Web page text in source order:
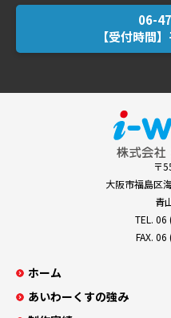
【受付時間
〒
大阪市福島区
青
TEL. 06
FAX.
ホーム
あいわーくすの強み